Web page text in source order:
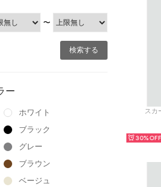
〜
ー
ホワイト
ブラック
グレー
ブラウン
ベージュ
スカ
30%